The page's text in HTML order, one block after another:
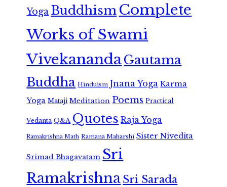
Yoga Buddhism Complete
Works of Swami
VivekanandaGautama
Buddha Hinduism Jnana Yoga Karma
Yoga Mataji Meditation Poems Practical
Vedanta Q&A Quotes Raja Yoga
Ramakrishna Math Ramana Maharshi Sister Nivedita
Srimad Bhagavatam Sri
RamakrishnaSri Sarada